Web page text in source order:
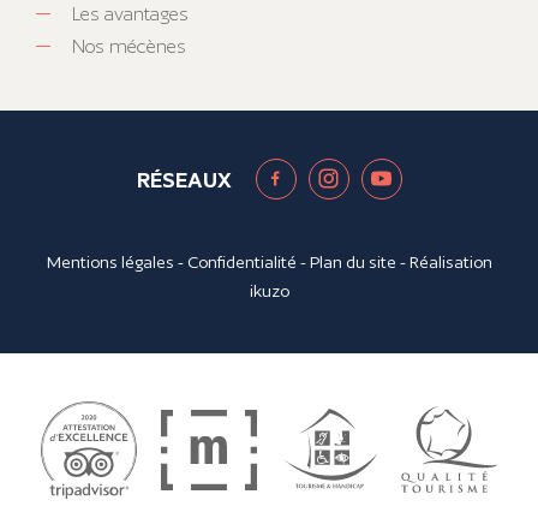
Les avantages
Nos mécènes
RÉSEAUX
Mentions légales - Confidentialité -Plan du site - Réalisation
ikuzo